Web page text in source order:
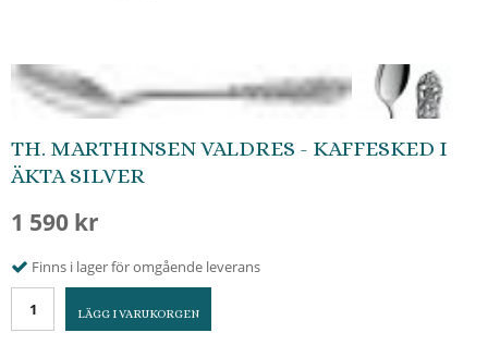
TH. MARTHINSEN VALDRES - KAFFESKED I
ÄKTA SILVER
1 590 kr
Finns i lager för omgående leverans
LÄGG I VARUKORGEN